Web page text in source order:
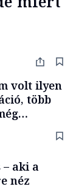
volt ilyen
több
is
aki a
néz